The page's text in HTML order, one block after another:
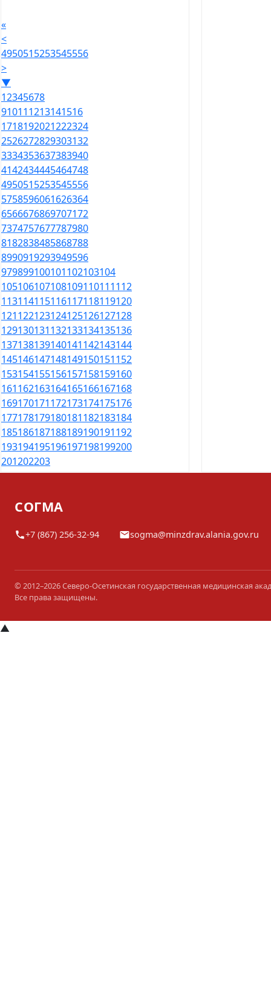
«
<
4950515253545556
>
▼
12345678
910111213141516
1718192021222324
2526272829303132
3334353637383940
4142434445464748
4950515253545556
5758596061626364
6566676869707172
7374757677787980
8182838485868788
8990919293949596
979899100101102103104
105106107108109110111112
113114115116117118119120
121122123124125126127128
129130131132133134135136
137138139140141142143144
145146147148149150151152
153154155156157158159160
161162163164165166167168
169170171172173174175176
177178179180181182183184
185186187188189190191192
193194195196197198199200
201202203
СОГМА
+7 (867) 256-32-94 sogma@minzdrav.alania.gov.ru
© 2012–2026 Северо-Осетинская государственная медицинская
Все права защищены.
▲